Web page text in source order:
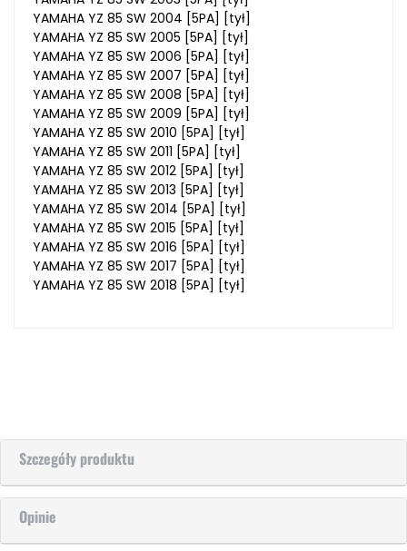
YAMAHA YZ 85 SW 2004 [5PA] [tył]
YAMAHA YZ 85 SW 2005 [5PA] [tył]
YAMAHA YZ 85 SW 2006 [5PA] [tył]
YAMAHA YZ 85 SW 2007 [5PA] [tył]
YAMAHA YZ 85 SW 2008 [5PA] [tył]
YAMAHA YZ 85 SW 2009 [5PA] [tył]
YAMAHA YZ 85 SW 2010 [5PA] [tył]
YAMAHA YZ 85 SW 2011 [5PA] [tył]
YAMAHA YZ 85 SW 2012 [5PA] [tył]
YAMAHA YZ 85 SW 2013 [5PA] [tył]
YAMAHA YZ 85 SW 2014 [5PA] [tył]
YAMAHA YZ 85 SW 2015 [5PA] [tył]
YAMAHA YZ 85 SW 2016 [5PA] [tył]
YAMAHA YZ 85 SW 2017 [5PA] [tył]
YAMAHA YZ 85 SW 2018 [5PA] [tył]
Szczegóły produktu
Opinie